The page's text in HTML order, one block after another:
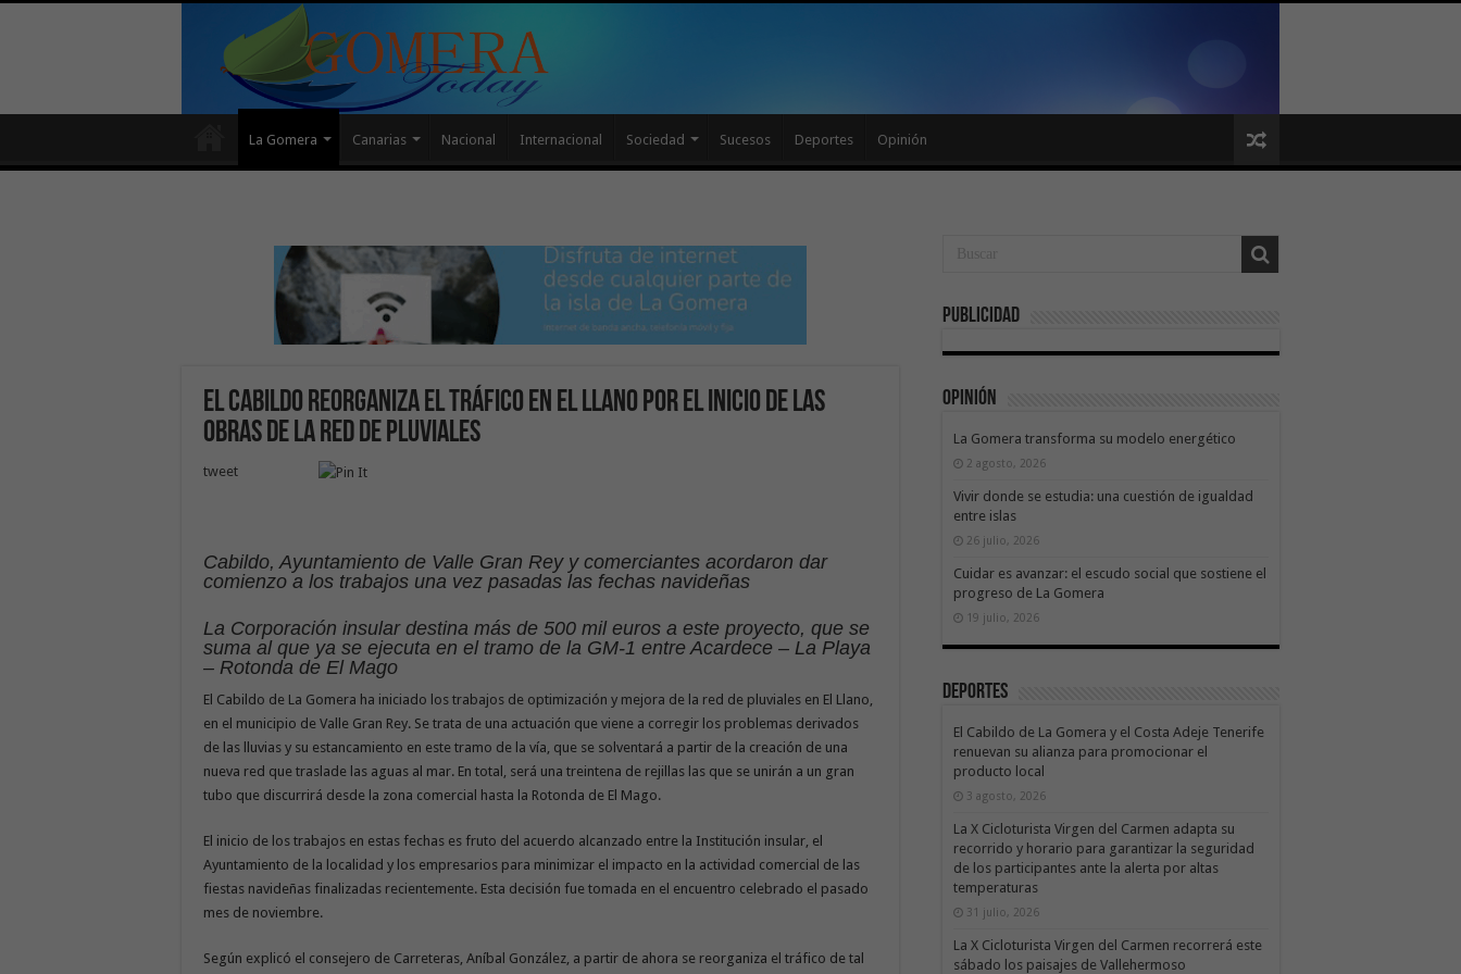
La Gomera Canarias Nacional Internacional Sociedad Sucesos Deportes Opinión
El Cabildo reorganiza el tráfico en El Llano por el inicio de las
obras de la red de pluviales
tweet
Cabildo, Ayuntamiento de Valle Gran Rey y comerciantes acordaron dar
comienzo a los trabajos una vez pasadas las fechas navideñas
La Corporación insular destina más de 500 mil euros a este proyecto, que se
suma al que ya se ejecuta en el tramo de la GM-1 entre Acardece – La Playa
– Rotonda de El Mago
El Cabildo de La Gomera ha iniciado los trabajos de optimización y mejora de la red de pluviales en El Llano,
en el municipio de Valle Gran Rey. Se trata de una actuación que viene a corregir los problemas derivados
de las lluvias y su estancamiento en este tramo de la vía, que se solventará a partir de la creación de una
nueva red que traslade las aguas al mar. En total, será una treintena de rejillas las que se unirán a un gran
tubo que discurrirá desde la zona comercial hasta la Rotonda de El Mago.
El inicio de los trabajos en estas fechas es fruto del acuerdo alcanzado entre la Institución insular, el
Ayuntamiento de la localidad y los empresarios para minimizar el impacto en la actividad comercial de las
fiestas navideñas finalizadas recientemente. Esta decisión fue tomada en el encuentro celebrado el pasado
mes de noviembre.
Según explicó el consejero de Carreteras, Aníbal González, a partir de ahora se reorganiza el tráfico de tal
Publicidad
Opinión
La Gomera transforma su modelo energético
2 agosto, 2026
Vivir donde se estudia: una cuestión de igualdad
entre islas
26 julio, 2026
Cuidar es avanzar: el escudo social que sostiene el
progreso de La Gomera
19 julio, 2026
Deportes
El Cabildo de La Gomera y el Costa Adeje Tenerife
renuevan su alianza para promocionar el
producto local
3 agosto, 2026
La X Cicloturista Virgen del Carmen adapta su
recorrido y horario para garantizar la seguridad
de los participantes ante la alerta por altas
temperaturas
31 julio, 2026
La X Cicloturista Virgen del Carmen recorrerá este
sábado los paisajes de Vallehermoso